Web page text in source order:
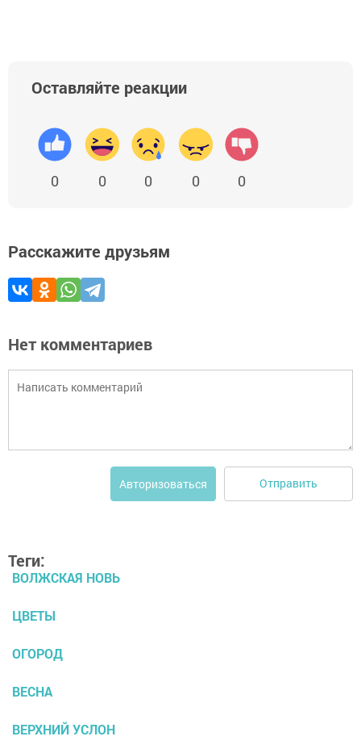
Оставляйте реакции
0 0 0 0 0
Расскажите друзьям
Нет комментариев
Авторизоваться Отправить
Теги:
ВОЛЖСКАЯ НОВЬ
ЦВЕТЫ
ОГОРОД
ВЕСНА
ВЕРХНИЙ УСЛОН